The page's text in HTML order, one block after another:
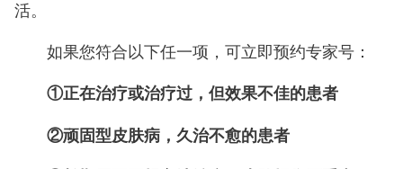
活。
如果您符合以下任一项，可立即预约专家号：
①正在治疗或治疗过，但效果不佳的患者
②顽固型皮肤病，久治不愈的患者